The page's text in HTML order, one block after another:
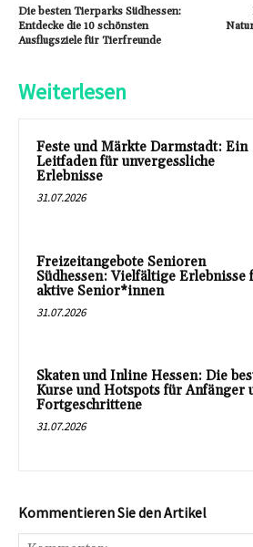
Die besten Tierparks Südhessen:
Entdecke die 10 schönsten
Ausflugsziele für Tierfreunde
Weiterlesen
Feste und Märkte Darmstadt: Ein
Leitfaden für unvergessliche
Erlebnisse
31.07.2026
Freizeitangebote Senioren
Südhessen: Vielfältige Erlebnisse
aktive Senior*innen
31.07.2026
Skaten und Inline Hessen: Die
Kurse und Hotspots für Anfänger
Fortgeschrittene
31.07.2026
Kommentieren Sie den Artikel